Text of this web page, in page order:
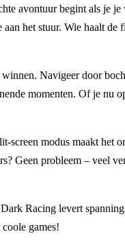
avontuur begint als je je
het stuur. Wie haalt de
Navigeer door
momenten. Of je nu
screen modus maakt het
Geen probleem – veel
Racing levert
games!